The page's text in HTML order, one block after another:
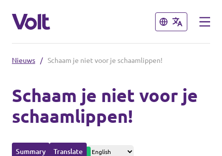
Sluiten
Volt Amsterdam
Volt Arnhem
Volt Delft
Sluiten
Standpunten
Over Volt
Nieuws / Schaam je niet voor je schaamlippen!
Schaam je niet voor je
schaamlippen!
Summary Translate